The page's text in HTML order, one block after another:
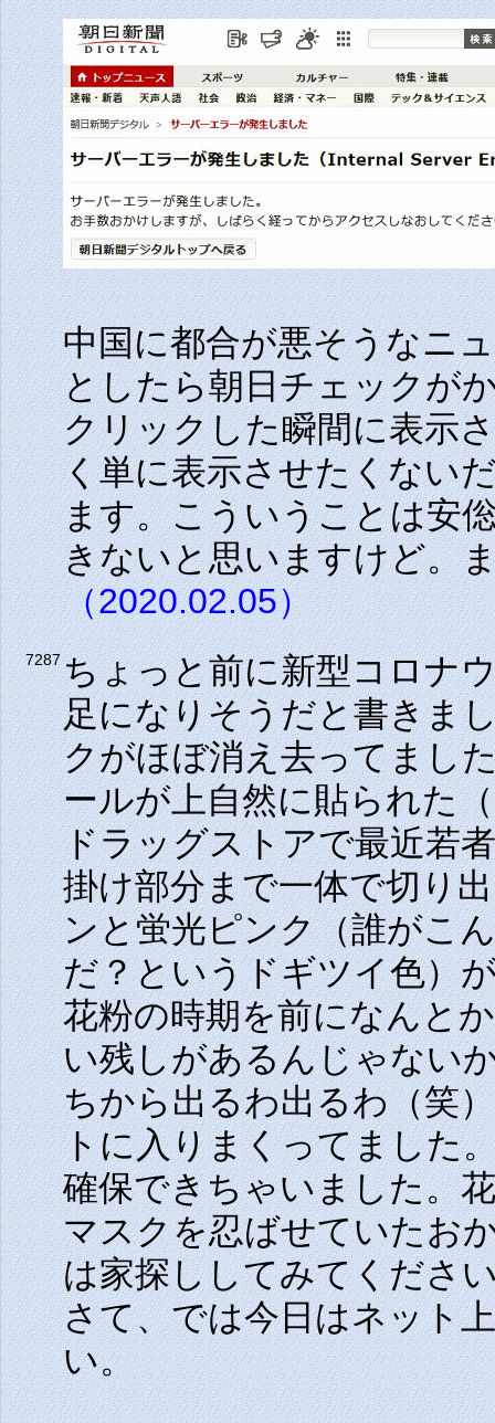
中国に都合が悪そうなニ
としたら朝日チェックが
クリックした瞬間に表示
く単に表示させたくない
ます。こういうことは安
きないと思いますけど。
（2020.02.05）
7287ちょっと前に新型コロナ
足になりそうだと書きま
クがほぼ消え去ってまし
ールが上自然に貼られた
ドラッグストアで最近若
掛け部分まで一体で切り
ンと蛍光ピンク（誰がこ
だ？というドギツイ色）
花粉の時期を前になんと
い残しがあるんじゃない
ちから出るわ出るわ（笑
トに入りまくってました
確保できちゃいました。
マスクを忍ばせていたお
は家探ししてみてくださ
さて、では今日はネット
い。